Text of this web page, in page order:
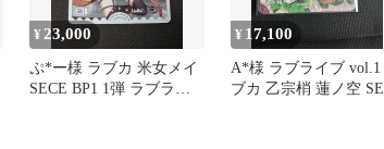
¥ 23,000
ぷ*ー様 ラブカ 米女メイ
SECE BP1 1弾 ラブライ
¥ 17,100
A*様 ラブライブ vol.1
ブカ 乙宗梢 蓮ノ空